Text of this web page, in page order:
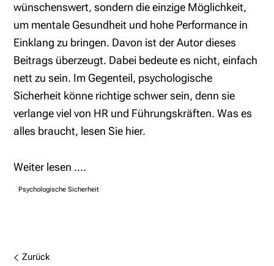
wünschenswert, sondern die einzige Möglichkeit,
um mentale Gesundheit und hohe Performance in
Einklang zu bringen. Davon ist der Autor dieses
Beitrags überzeugt. Dabei bedeute es nicht, einfach
nett zu sein. Im Gegenteil, psychologische
Sicherheit könne richtige schwer sein, denn sie
verlange viel von HR und Führungskräften. Was es
alles braucht, lesen Sie hier.
Weiter lesen ....
Psychologische Sicherheit
Zurück